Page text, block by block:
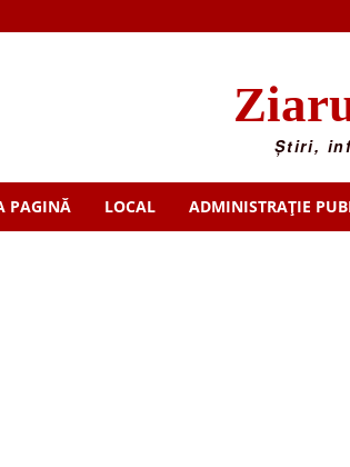
Știri,
PAGINĂ LOCAL ADMINISTRAȚIE